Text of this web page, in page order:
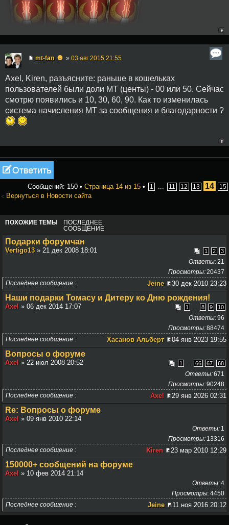
mt-fan ☻ » 03 авг 2015 21:55
Axel, Kiren, разъясните: раньше в кошельках
пользователей были доли МТ (центы) - 00 или 50. Сейчас
смотрю появились и 10, 30, 60, 90. Как то изменилась
система начисления МТ за сообщения и благодарности ?
Ответить
Сообщений: 150 • Страница 14 из 15 • 1 11 12 13 14 15
Вернуться в Новости сайта
ПОХОЖИЕ ТЕМЫ
ПОСЛЕДНЕЕ
СООБЩЕНИЕ
Подарки форумчан
1 2 3
Vertigo13» 21 дек 2008 18:01
21
Ответы
20437
Просмотры
Последнее сообщение
Jeine 30 дек 2010 23:23
Наши подарки Томасу и Дитеру ко Дню рождения!
1 8 9 10
Axel » 06 дек 2014 17:07
96
Ответы
88474
Просмотры
Последнее сообщение
Хасанов Альберт 04 янв 2023 19:55
Вопросы о форуме
1 66 67 68
Axel » 22 июл 2008 20:52
671
Ответы
90248
Просмотры
Последнее сообщение
Axel 29 янв 2026 02:31
Re: Вопросы о форуме
Axel » 09 янв 2010 22:14
1
Ответы
13316
Просмотры
Последнее сообщение
Kiren 23 мар 2010 12:29
150000+ сообщений на форуме
Axel » 10 фев 2014 21:14
4
Ответы
4450
Просмотры
Последнее сообщение
Jeine 11 ноя 2016 20:12